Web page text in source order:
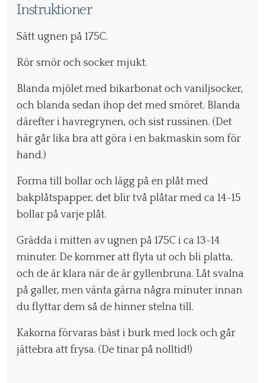
Instruktioner
Sätt ugnen på 175C.
Rör smör och socker mjukt.
Blanda mjölet med bikarbonat och vaniljsocker,
och blanda sedan ihop det med smöret. Blanda
därefter i havregrynen, och sist russinen. (Det
här går lika bra att göra i en bakmaskin som för
hand.)
Forma till bollar och lägg på en plåt med
bakplåtspapper, det blir två plåtar med ca 14-15
bollar på varje plåt.
Grädda i mitten av ugnen på 175C i ca 13-14
minuter. De kommer att flyta ut och bli platta,
och de är klara när de är gyllenbruna. Låt svalna
på galler, men vänta gärna några minuter innan
du flyttar dem så de hinner stelna till.
Kakorna förvaras bäst i burk med lock och går
jättebra att frysa. (De tinar på nolltid!)